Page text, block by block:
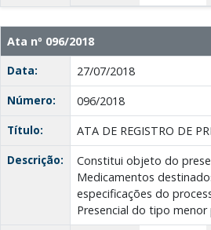
Ata nº 096/2018
Data:
27/07/2018
Número:
096/2018
Título:
ATA DE REGISTRO DE
Descrição:
Constitui objeto do
Medicamentos
especificações do
Presencial do tipo menor